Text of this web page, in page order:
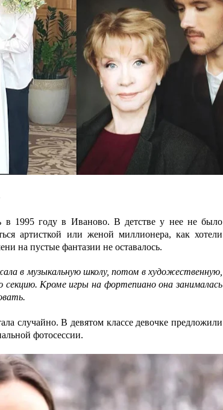
в 1995 году в Иваново. В детстве у нее не было
артисткой или женой миллионера, как хотели
на пустые фантазии не оставалось.
в музыкальную школу, потом в художественную,
Кроме игры на фортепиано она занималась
случайно. В девятом классе девочке предложили
фотосессии.